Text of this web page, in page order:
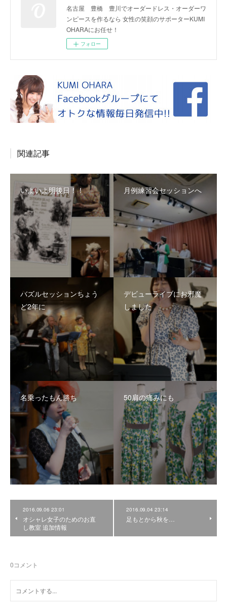
名古屋 豊橋 豊川でオーダードレス・オーダーワ
ンピースを作るなら 女性の笑顔のサポーターKUMI
OHARAにお任せ！
フォロー
関連記事
いよいよ明後日！！ 月例練習会セッションへ
バズルセッションちょう
ど2年に
デビューライブにお邪魔
しました
名乗ったもん勝ち 50肩の痛みにも
2016.09.06 23:01
オシャレ女子のためのお直
し教室 追加情報
2016.09.04 23:14
足もとから秋を…
0コメント